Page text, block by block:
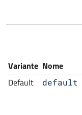
Variante Nome
Default
default